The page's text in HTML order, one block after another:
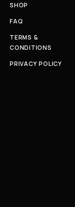
SHOP
FAQ
TERMS &
CONDITIONS
PRIVACY POLICY